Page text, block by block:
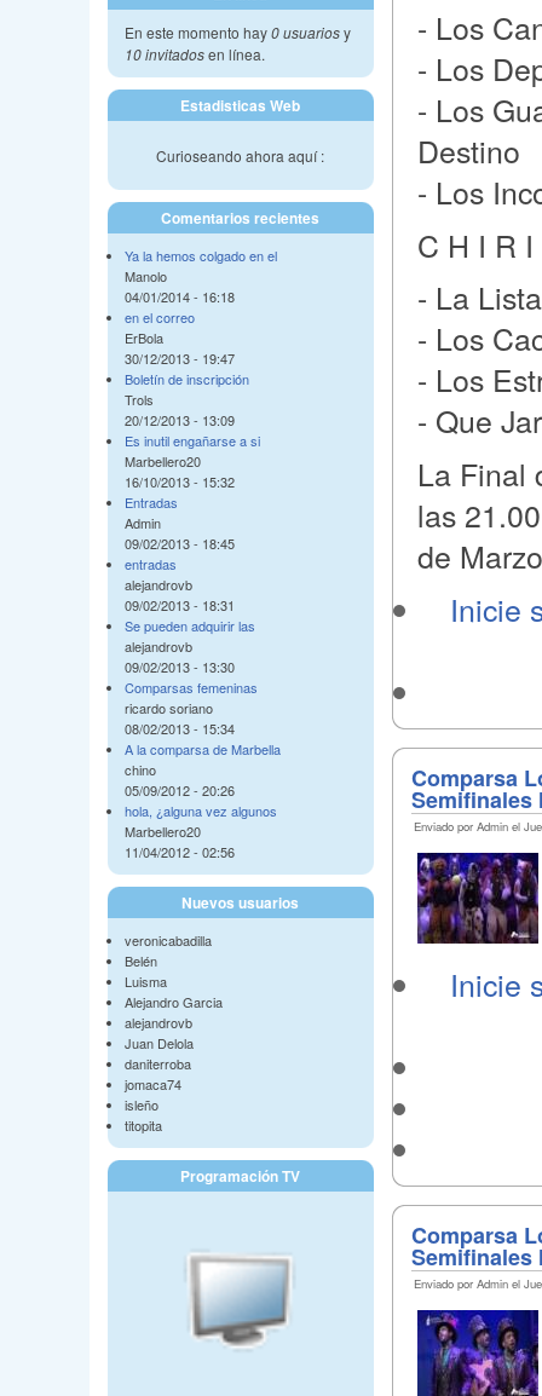
En este momento hay0 usuariosy
10 invitadosen línea.
Estadisticas Web
Curioseando ahora aquí :
Comentarios recientes
Ya la hemos colgado en el
Manolo
04/01/2014 - 16:18
en el correo
ErBola
30/12/2013 - 19:47
Boletín de inscripción
Trols
20/12/2013 - 13:09
Es inutil engañarse a si
Marbellero20
16/10/2013 - 15:32
Entradas
Admin
09/02/2013 - 18:45
entradas
alejandrovb
09/02/2013 - 18:31
Se pueden adquirir las
alejandrovb
09/02/2013 - 13:30
Comparsas femeninas
ricardo soriano
08/02/2013 - 15:34
A la comparsa de Marbella
chino
05/09/2012 - 20:26
hola, ¿alguna vez algunos
Marbellero20
11/04/2012 - 02:56
Nuevos usuarios
veronicabadilla
Belén
Luisma
Alejandro Garcia
alejandrovb
Juan Delola
daniterroba
jomaca74
isleño
titopita
Programación TV
- Los
- Los
- Los
Destino
- Los
C H I R
- La
- Los
- Los
- Que
La Final
las
de
Inicie
Comparsa
Semifinales
Enviado por Admin el
Inicie
Comparsa
Semifinales
Enviado por Admin el